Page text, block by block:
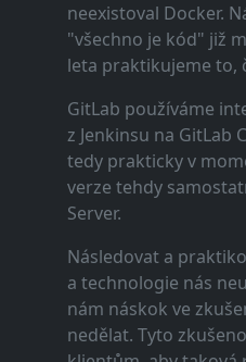
neexistoval Docker.
"všechno je kód" již
leta praktikujeme to,
GitLab používáme
z Jenkinsu na GitLab
tedy prakticky v
verze tehdy
Server.
Následovat a
a technologie nás
nám náskok ve
nedělat. Tyto